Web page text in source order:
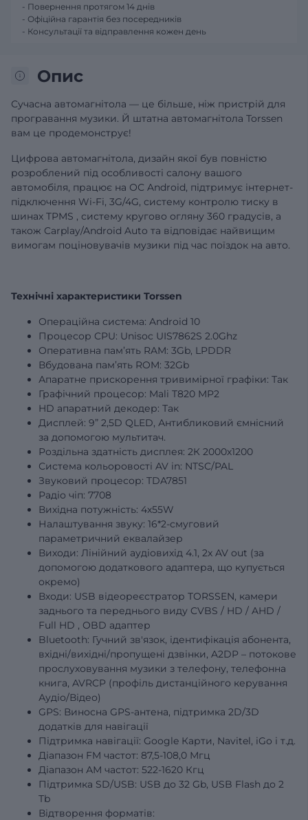
Опис
Сучасна автомагнітола — це більше, ніж пристрій для
програвання музики. Й штатна автомагнітола Torssen
вам це продемонструє!
Цифрова автомагнітола, дизайн якої був повністю
розроблений під особливості салону вашого
автомобіля, працює на ОС Android, підтримує інтернет-
підключення Wi-Fi, 3G/4G, систему контролю тиску в
шинах TPMS , систему кругово огляну 360 градусів, а
також Carplay/Android Auto та відповідає найвищим
вимогам поціновувачів музики під час поїздок на авто.
Технічні характеристики Torssen
Операційна система: Android 10
Процесор CPU: Unisoc UIS7862S 2.0Ghz
Оперативна пам’ять RAM: 3Gb, LPDDR
Вбудована пам’ять ROM: 32Gb
Апаратне прискорення тривимірної графіки: Так
Графічний процесор: Mali T820 MP2
HD апаратний декодер: Так
Дисплей: 9” 2,5D QLED, Антибликовий ємнісний
за допомогою мультитач.
Роздільна здатність дисплея: 2К 2000х1200
Система кольоровості AV in: NTSC/PAL
Звуковий процесор: TDA7851
Радіо чіп: 7708
Вихідна потужність: 4х55W
Налаштування звуку: 16*2-смуговий
параметричний еквалайзер
Виходи: Лінійний аудіовихід 4.1, 2x AV out (за
допомогою додаткового адаптера, що купується
окремо)
Входи: USB відеореєстратор TORSSEN, камери
заднього та переднього виду CVBS / HD / AHD /
Full HD , OBD адаптер
Bluetooth: Гучний зв'язок, ідентифікація абонента,
вхідні/вихідні/пропущені дзвінки, A2DP – потокове
прослуховування музики з телефону, телефонна
книга, AVRCP (профіль дистанційного керування
Аудіо/Відео)
GPS: Виносна GPS-антена, підтримка 2D/3D
додатків для навігації
Підтримка навігації: Google Карти, Navitel, iGo і т.д.
Діапазон FM частот: 87,5-108,0 Мгц
Діапазон АМ частот: 522-1620 Кгц
Підтримка SD/USB: USB до 32 Gb, USB Flash до 2
Tb
Відтворення форматів:
- Повернення протягом 14 днів
- Офіційна гарантія без посередників
- Консультації та відправлення кожен день